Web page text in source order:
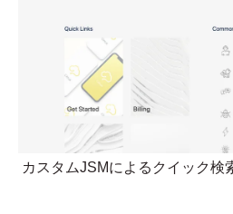
カスタムJSMによるクイック検